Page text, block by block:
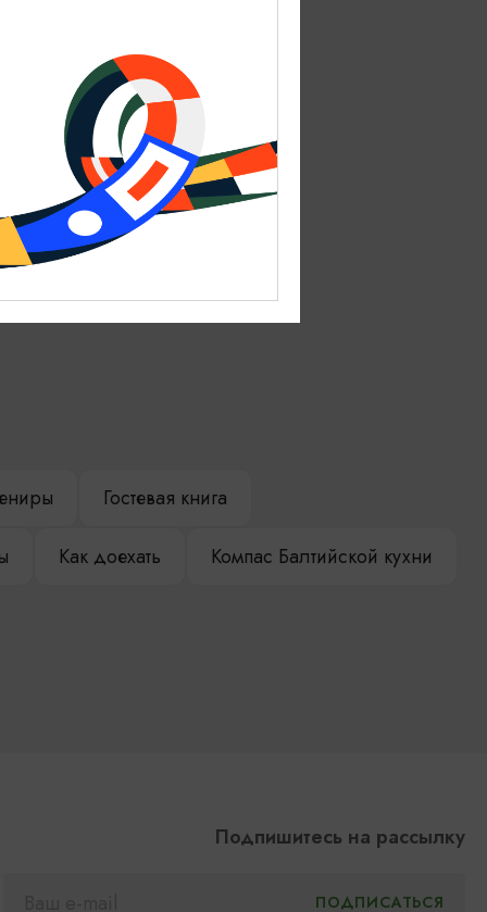
Гостевая книга
Как доехать Компас Балтийской кухни
Подпишитесь на рассылку